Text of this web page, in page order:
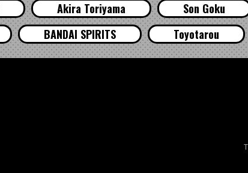
Akira Toriyama Son Goku
BANDAI SPIRITS Toyotarou